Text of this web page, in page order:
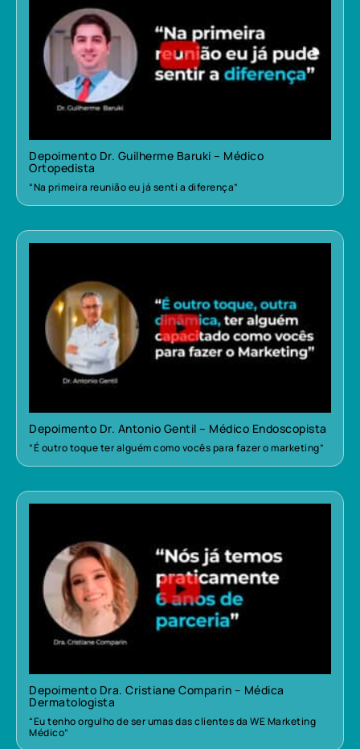
Depoimento Dr. Guilherme Baruki – Médico
Ortopedista
“Na primeira reunião eu já senti a diferença”
Depoimento Dr. Antonio Gentil – Médico Endoscopista
“É outro toque ter alguém como vocês para fazer o marketing”
Depoimento Dra. Cristiane Comparin – Médica
Dermatologista
“Eu tenho orgulho de ser umas das clientes da WE Marketing
Médico”